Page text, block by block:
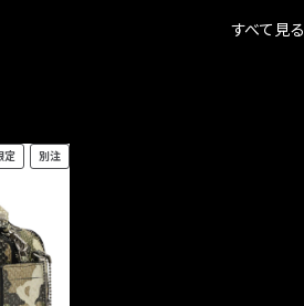
すべて見る
定 別注